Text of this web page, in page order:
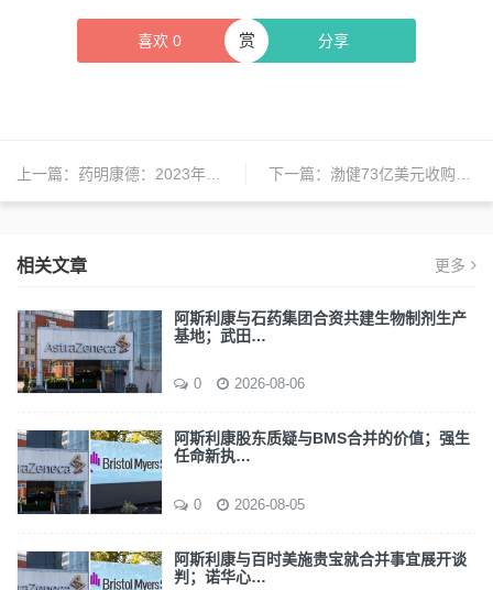
喜欢 0 分享
赏
上一篇： 药明康德：2023年上半年营收同比增长6.3%至188.71亿元 下一篇： 渤健73亿美元收购Reata布局罕见病领域；阿斯利康向辉瑞购买罕见病基因治疗产品组合；迈瑞医疗拟购体外诊断公司股权 | 日报
相关文章 更多
阿斯利康与石药集团合资共建生物制剂生产
基地；武田…
0 2026-08-06
阿斯利康股东质疑与BMS合并的价值；强生
任命新执…
0 2026-08-05
阿斯利康与百时美施贵宝就合并事宜展开谈
判；诺华心…